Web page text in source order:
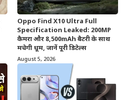
Oppo Find X10 Ultra Full
Specification Leaked: 200MP
कैमरा और 8,500mAh बैटरी के साथ
मचेगी धूम, जानें पूरी डिटेल्स
August 5, 2026